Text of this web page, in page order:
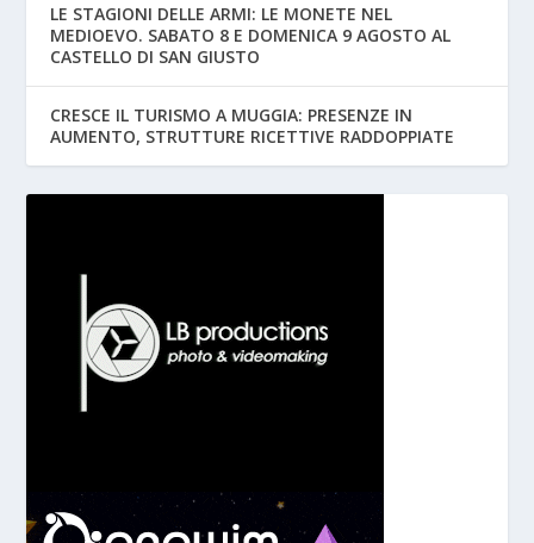
LE STAGIONI DELLE ARMI: LE MONETE NEL
MEDIOEVO. SABATO 8 E DOMENICA 9 AGOSTO AL
CASTELLO DI SAN GIUSTO
CRESCE IL TURISMO A MUGGIA: PRESENZE IN
AUMENTO, STRUTTURE RICETTIVE RADDOPPIATE